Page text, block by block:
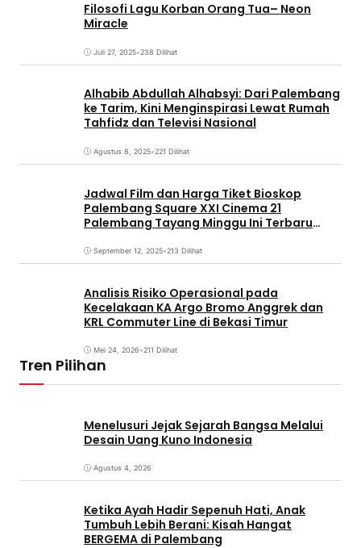
Filosofi Lagu Korban Orang Tua– Neon
Miracle
Juli 27, 2025•238 Dilihat
Alhabib Abdullah Alhabsyi: Dari Palembang
ke Tarim, Kini Menginspirasi Lewat Rumah
Tahfidz dan Televisi Nasional
Agustus 8, 2025•221 Dilihat
Jadwal Film dan Harga Tiket Bioskop
Palembang Square XXI Cinema 21
Palembang Tayang Minggu Ini Terbaru
September 12, 2025•213 Dilihat
Analisis Risiko Operasional pada
Kecelakaan KA Argo Bromo Anggrek dan
KRL Commuter Line di Bekasi Timur
Mei 24, 2026•211 Dilihat
Tren Pilihan
Menelusuri Jejak Sejarah Bangsa Melalui
Desain Uang Kuno Indonesia
Agustus 4, 2026
Ketika Ayah Hadir Sepenuh Hati, Anak
Tumbuh Lebih Berani: Kisah Hangat
BERGEMA di Palembang